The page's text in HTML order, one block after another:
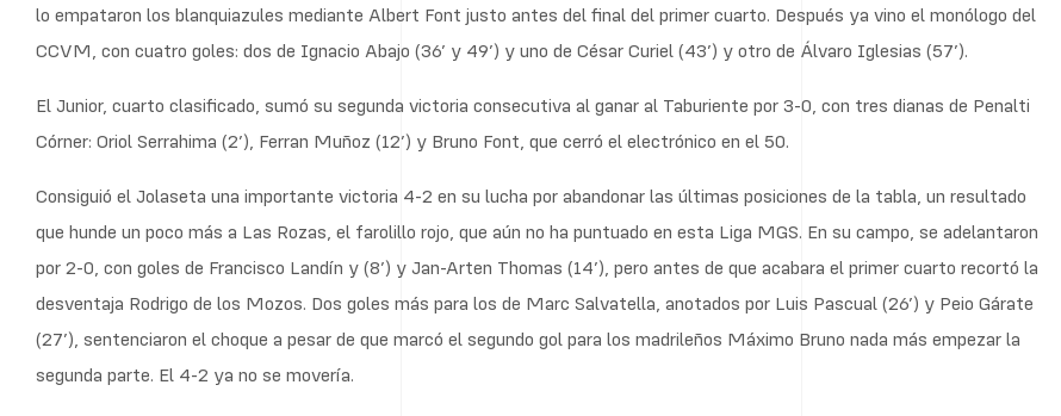
lo empataron los blanquiazules mediante Albert Font justo antes del final del primer cuarto. Después ya vino el monólogo del
CCVM, con cuatro goles: dos de Ignacio Abajo (36’ y 49’) y uno de César Curiel (43’) y otro de Álvaro Iglesias (57’).
El Junior, cuarto clasificado, sumó su segunda victoria consecutiva al ganar al Taburiente por 3-0, con tres dianas de Penalti
Córner: Oriol Serrahima (2’), Ferran Muñoz (12’) y Bruno Font, que cerró el electrónico en el 50.
Consiguió el Jolaseta una importante victoria 4-2 en su lucha por abandonar las últimas posiciones de la tabla, un resultado
que hunde un poco más a Las Rozas, el farolillo rojo, que aún no ha puntuado en esta Liga MGS. En su campo, se adelantaron
por 2-0, con goles de Francisco Landín y (8’) y Jan-Arten Thomas (14’), pero antes de que acabara el primer cuarto recortó la
desventaja Rodrigo de los Mozos. Dos goles más para los de Marc Salvatella, anotados por Luis Pascual (26’) y Peio Gárate
(27’), sentenciaron el choque a pesar de que marcó el segundo gol para los madrileños Máximo Bruno nada más empezar la
segunda parte. El 4-2 ya no se movería.